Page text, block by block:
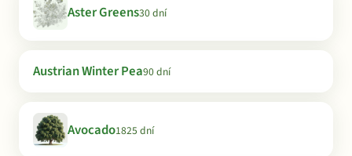
Aster Greens30 dní
Austrian Winter Pea90 dní
Avocado1825 dní